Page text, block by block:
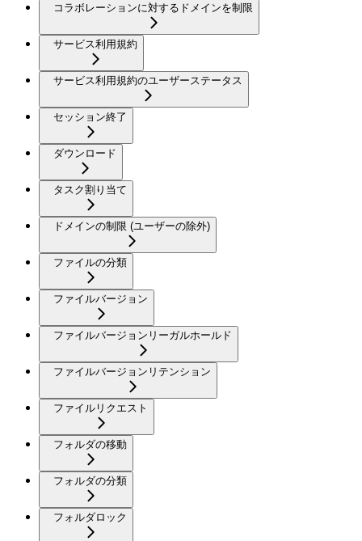
コラボレーションに対するドメインを制限
サービス利用規約
サービス利用規約のユーザーステータス
セッション終了
ダウンロード
タスク割り当て
ドメインの制限 (ユーザーの除外)
ファイルの分類
ファイルバージョン
ファイルバージョンリーガルホールド
ファイルバージョンリテンション
ファイルリクエスト
フォルダの移動
フォルダの分類
フォルダロック